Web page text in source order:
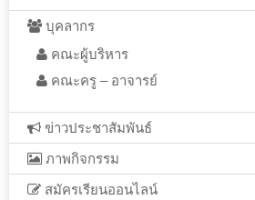
บุคลากร
คณะผู้บริหาร
คณะครู – อาจารย์
ข่าวประชาสัมพันธ์
ภาพกิจกรรม
สมัครเรียนออนไลน์